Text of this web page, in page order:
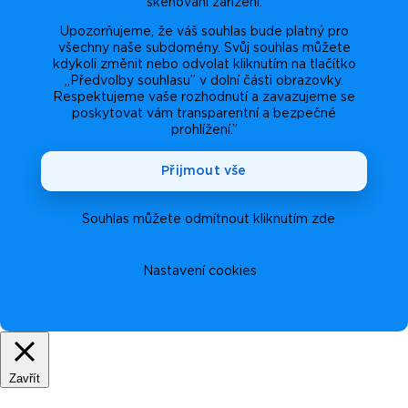
skenování zařízení.
Upozorňujeme, že váš souhlas bude platný pro
všechny naše subdomény. Svůj souhlas můžete
kdykoli změnit nebo odvolat kliknutím na tlačítko
„Předvolby souhlasu” v dolní části obrazovky.
Respektujeme vaše rozhodnutí a zavazujeme se
poskytovat vám transparentní a bezpečné
prohlížení.”
Nastavení cookies
Souhlas můžete odmítnout kliknutím zde
Přijmout vše
Zavřít